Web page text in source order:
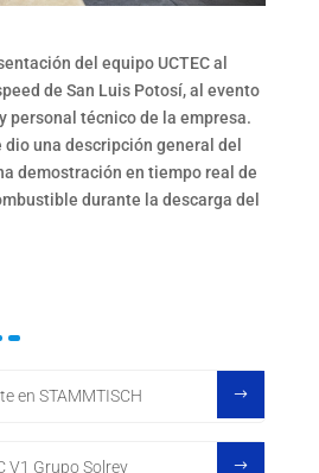
del equipo UCTEC al
de San Luis Potosí, al evento
personal técnico de la empresa.
una descripción general del
demostración en tiempo real de
durante la descarga del
en STAMMTISCH
V1 Grupo Solrey